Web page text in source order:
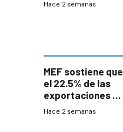
Hace 2 semanas
MEF sostiene que
el 22.5% de las
exportaciones a
EE.UU se verán
Hace 2 semanas